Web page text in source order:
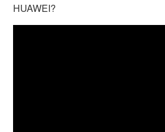
HUAWEI?